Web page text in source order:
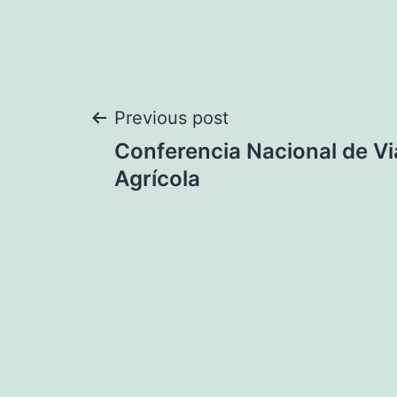
Navegación
de
Previous post
Conferencia Nacional de
Agrícola